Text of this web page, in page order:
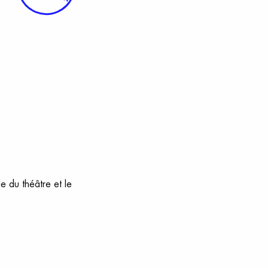
du théâtre et le